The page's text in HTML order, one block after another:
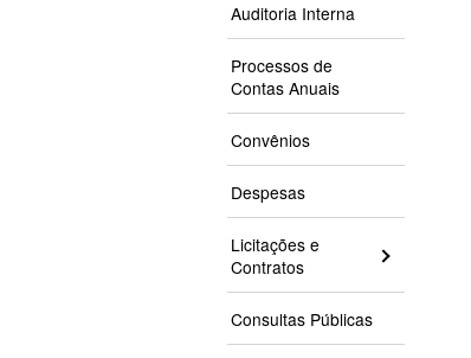
Auditoria Interna
Processos de
Contas Anuais
Convênios
Despesas
Licitações e
Contratos
Consultas Públicas